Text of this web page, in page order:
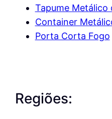
Tapume Metálico
Container
Porta Corta Fogo
Regiões: